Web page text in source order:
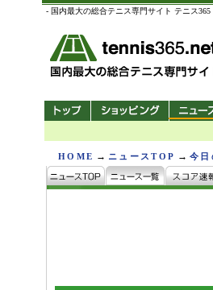
- 国内最大の総合テニス専門サイト テニス
HOME → ニュースTOP →今